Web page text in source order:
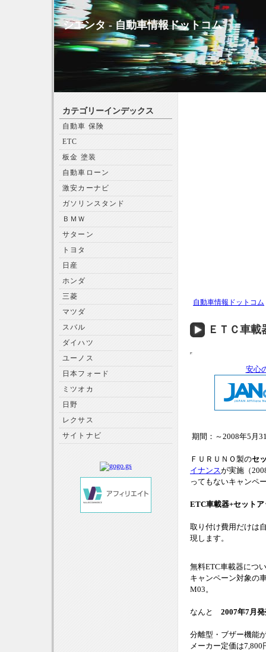
シエンタ - 自動車情報ドットコム
自動車情報ドットコム
ＥＴＣ車
安心
期間：～2008年5月
ＦＵＲＵＮＯ製のセ
イナンスが実施（
ってもないキャンペ
ETC車載器+セット
取り付け費用だけは
現します。
無料ETC車載器につ
キャンペーン対象の
M03。
なんと 2007年7月
分離型・ブザー機能
メーカー定価は
カテゴリーインデックス
自動車 保険
ETC
板金 塗装
自動車ローン
激安カーナビ
ガソリンスタンド
ＢＭＷ
サターン
トヨタ
日産
ホンダ
三菱
マツダ
スバル
ダイハツ
ユーノス
日本フォード
ミツオカ
日野
レクサス
サイトナビ